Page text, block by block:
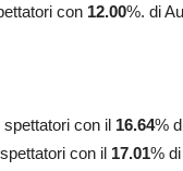
con 12.00%. di
spettatori con il 16.64%
spettatori con il 17.01%